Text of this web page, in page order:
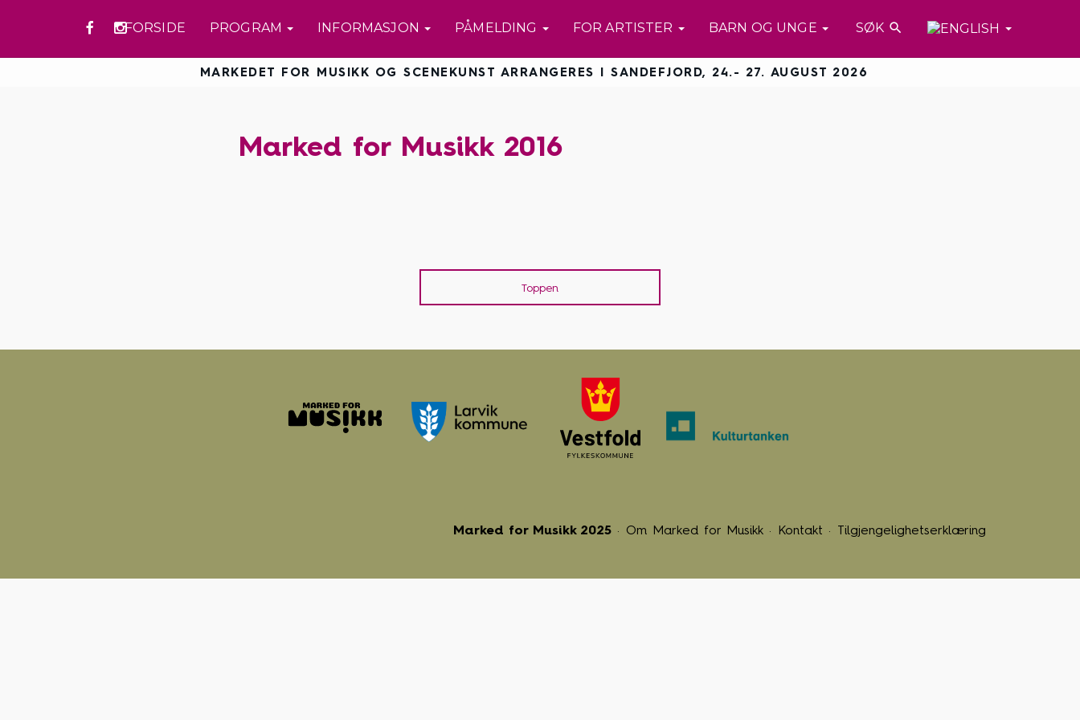
FORSIDE PROGRAM INFORMASJON PÅMELDING FOR ARTISTER BARN OG UNGE SØK 
MARKEDET FOR MUSIKK OG SCENEKUNST ARRANGERES I SANDEFJORD, 24.- 27. AUGUST 2026
Marked for Musikk 2016
Toppen
Marked for Musikk 2025 Om Marked for Musikk Kontakt Tilgjengelighetserklæring